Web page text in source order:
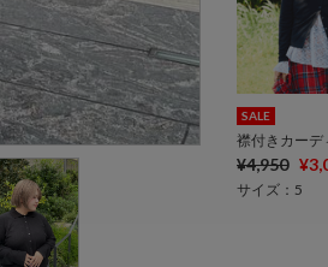
SALE
襟付きカーデ
¥4,950
サイズ：5